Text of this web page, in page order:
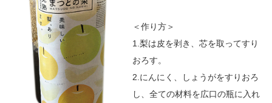
＜作り方＞
1.梨は皮を剥き、芯を取ってすり
おろす。
2.にんにく、しょうがをすりおろ
し、全ての材料を広口の瓶に入れ